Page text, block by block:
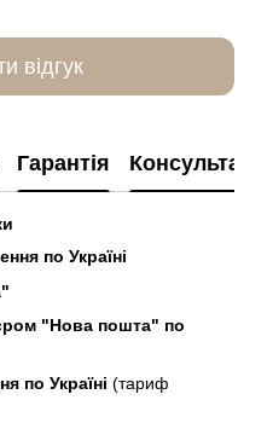
відгук
Гарантія Консультація
по Україні
"Нова пошта" по
по Україні (тариф